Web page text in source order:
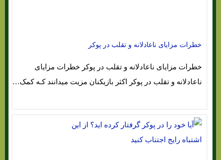
خطرات مزایای ناعادلانه و تقلب در پوکر
خطرات مزایای ناعادلانه و تقلب در پوکر خطرات مزایای
ناعادلانه و تقلب در پوکر اکثر بازیکنان مزیت میدانند کـه کمک…